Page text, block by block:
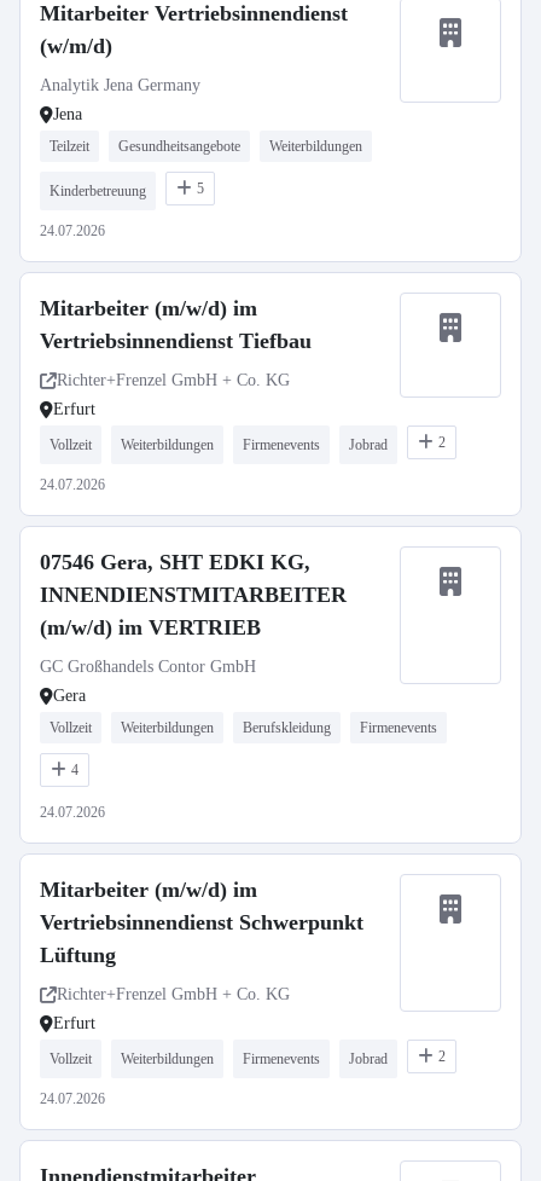
Mitarbeiter Vertriebsinnendienst
(w/m/d)
Analytik Jena Germany
Jena
Teilzeit Gesundheitsangebote Weiterbildungen
Kinderbetreuung 5
24.07.2026
Mitarbeiter (m/w/d) im
Vertriebsinnendienst Tiefbau
Richter+Frenzel GmbH + Co. KG
Erfurt
Vollzeit Weiterbildungen Firmenevents Jobrad 2
24.07.2026
07546 Gera, SHT EDKI KG,
INNENDIENSTMITARBEITER
(m/w/d) im VERTRIEB
GC Großhandels Contor GmbH
Gera
Vollzeit Weiterbildungen Berufskleidung Firmenevents
4
24.07.2026
Mitarbeiter (m/w/d) im
Vertriebsinnendienst Schwerpunkt
Lüftung
Richter+Frenzel GmbH + Co. KG
Erfurt
Vollzeit Weiterbildungen Firmenevents Jobrad 2
24.07.2026
Innendienstmitarbeiter